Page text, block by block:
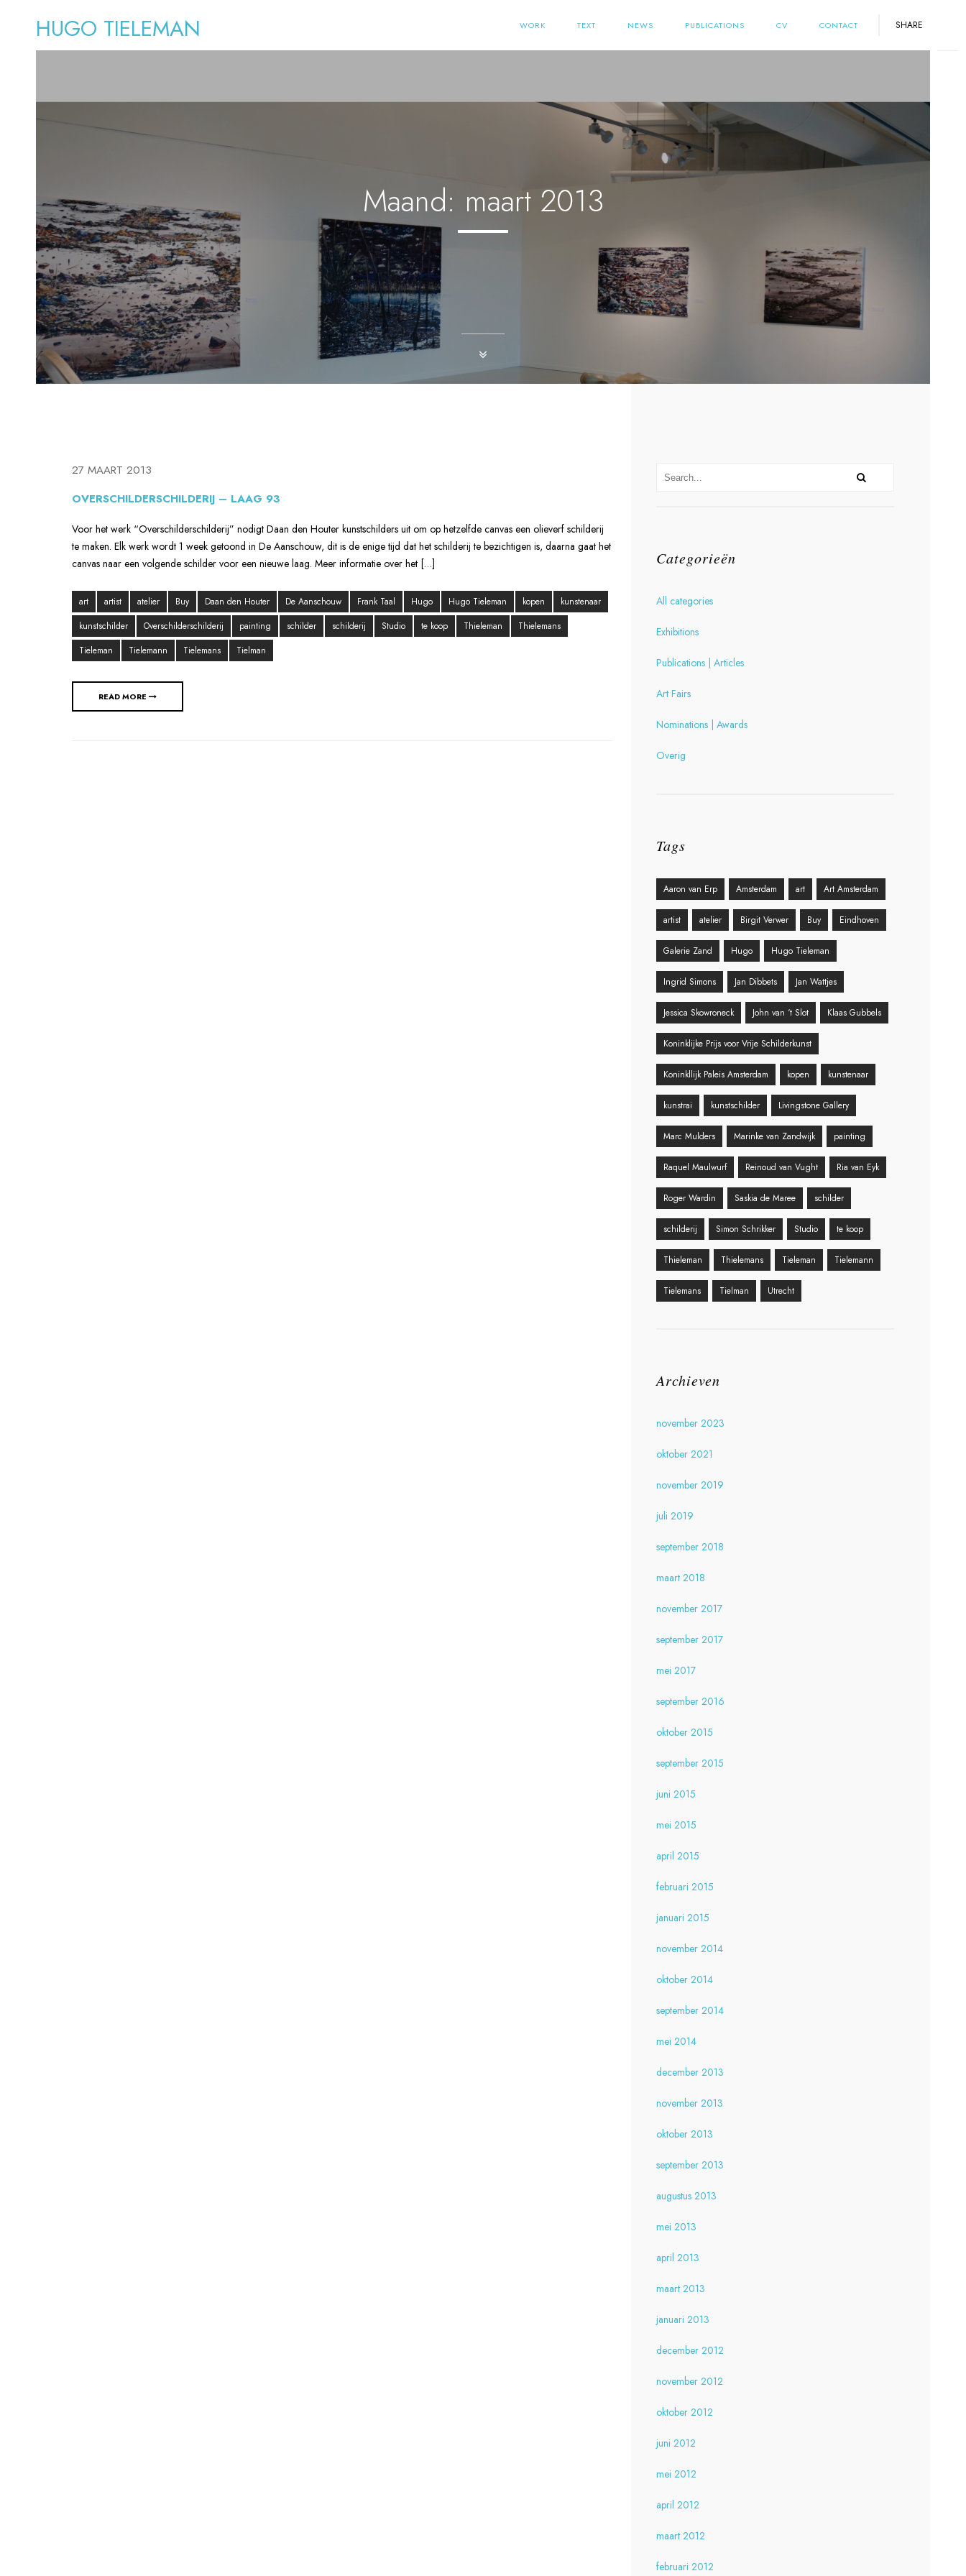
HUGO TIELEMAN SHARE
WORK TEXT NEWS PUBLICATIONS CV CONTACT
Maand: maart 2013
27 MAART 2013
OVERSCHILDERSCHILDERIJ – LAAG 93
Voor het werk “Overschilderschilderij” nodigt Daan den Houter kunstschilders uit om op hetzelfde canvas een olieverf schilderij
te maken. Elk werk wordt 1 week getoond in De Aanschouw, dit is de enige tijd dat het schilderij te bezichtigen is, daarna gaat het
canvas naar een volgende schilder voor een nieuwe laag. Meer informatie over het […]
art artist atelier Buy Daan den Houter De Aanschouw Frank Taal Hugo Hugo Tieleman kopen
kunstenaar
kunstschilder
Overschilderschilderij painting schilder schilderij Studio te koop Thieleman
Thielemans
Tieleman
Tielemann Tielemans Tielman
READ MORE
Categorieën
All categories
Exhibitions
Publications | Articles
Art Fairs
Nominations | Awards
Overig
Tags
Aaron van Erp Amsterdam art Art Amsterdam
artist atelier Birgit Verwer Buy Eindhoven
Galerie Zand Hugo Hugo Tieleman
Ingrid Simons Jan Dibbets Jan Wattjes
Jessica Skowroneck John van ‘t Slot Klaas Gubbels
Koninklijke Prijs voor Vrije Schilderkunst
Koninkllijk Paleis Amsterdam kopen kunstenaar
kunstrai kunstschilder Livingstone Gallery
Marc Mulders Marinke van Zandwijk painting
Raquel Maulwurf Reinoud van Vught Ria van Eyk
Roger Wardin Saskia de Maree schilder
schilderij Simon Schrikker Studio te koop
Thieleman Thielemans Tieleman Tielemann
Tielemans Tielman Utrecht
Archieven
november 2023
oktober 2021
november 2019
juli 2019
september 2018
maart 2018
november 2017
september 2017
mei 2017
september 2016
oktober 2015
september 2015
juni 2015
mei 2015
april 2015
februari 2015
januari 2015
november 2014
oktober 2014
september 2014
mei 2014
december 2013
november 2013
oktober 2013
september 2013
augustus 2013
mei 2013
april 2013
maart 2013
januari 2013
december 2012
november 2012
oktober 2012
juni 2012
mei 2012
april 2012
maart 2012
februari 2012